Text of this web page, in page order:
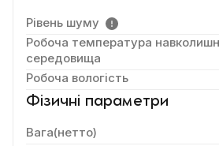
Рівень шуму
Робоча температура
середовища
Робоча вологість
Фізичні параметри
Вага(нетто)